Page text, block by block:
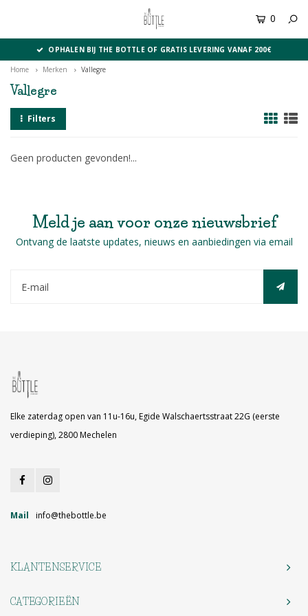
0
OPHALEN BIJ THE BOTTLE OF GRATIS LEVERING VANAF 200€
Home Merken Vallegre
Vallegre
Filters
Geen producten gevonden!...
Meld je aan voor onze nieuwsbrief
Ontvang de laatste updates, nieuws en aanbiedingen via email
Elke zaterdag open van 11u-16u, Egide Walschaertsstraat 22G (eerste
verdieping), 2800 Mechelen
Mail info@thebottle.be
KLANTENSERVICE
CATEGORIEËN